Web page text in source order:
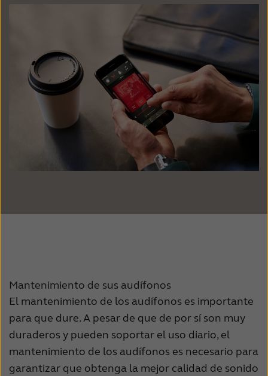
Mantenimiento de sus audífonos
El mantenimiento de los audífonos es importante
para que dure. A pesar de que de por sí son muy
duraderos y pueden soportar el uso diario, el
mantenimiento de los audífonos es necesario para
garantizar que obtenga la mejor calidad de sonido